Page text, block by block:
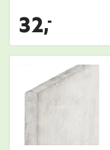
32,-